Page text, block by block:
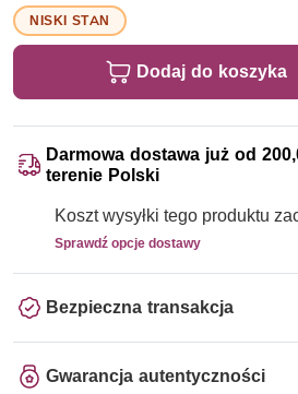
NISKI STAN
Dodaj do koszyka
Darmowa dostawa już od
terenie Polski
Koszt wysyłki tego produktu
Sprawdź opcje dostawy
Bezpieczna transakcja
Gwarancja autentyczności